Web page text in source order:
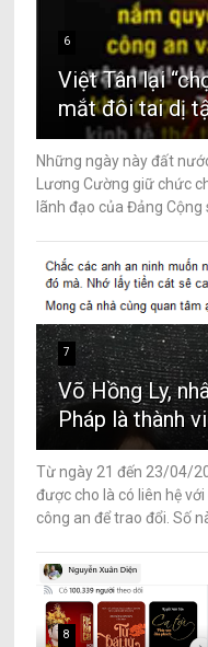
6
Việt Tân lại
mắt đôi tai dị
Những ngày này đất
Lương Cường giữ chức
lãnh đạo của Đảng Cộng
7
Võ Hồng Ly,
Pháp là thành
Từ ngày 21 đến 23/04/
được cho là có liên hệ
công an để trao đổi. Số
8